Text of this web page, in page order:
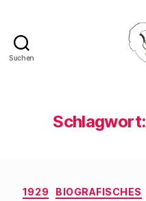
Suchen
Schlagwort:
1929 BIOGRAFISCHES